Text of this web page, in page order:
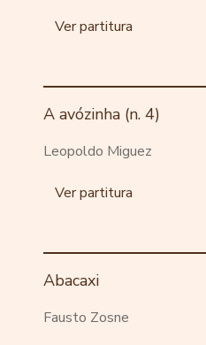
Ver partitura
A avózinha (n. 4)
Leopoldo Miguez
Ver partitura
Abacaxi
Fausto Zosne